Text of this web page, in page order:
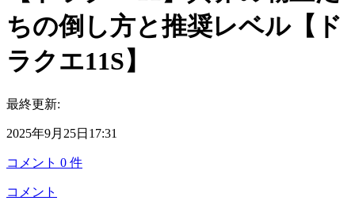
ちの倒し方と推奨レベル【ド
ラクエ11S】
最終更新:
2025年9月25日17:31
コメント 0 件
コメント